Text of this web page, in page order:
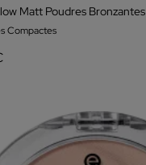
Matt Poudres Bronzantes
Compactes